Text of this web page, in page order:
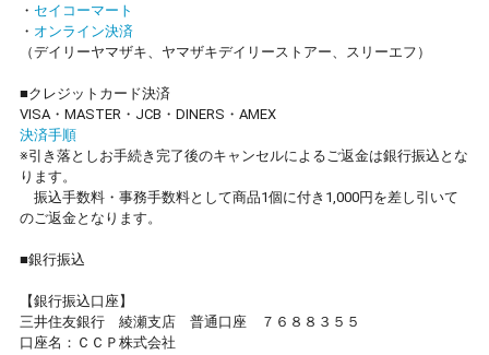
・ セイコーマート
・ オンライン決済
（デイリーヤマザキ、ヤマザキデイリーストアー、スリーエフ）
■クレジットカード決済
VISA・MASTER・JCB・DINERS・AMEX
決済手順
※引き落としお手続き完了後のキャンセルによるご返金は銀行振込とな
ります。
振込手数料・事務手数料として商品1個に付き1,000円を差し引いて
のご返金となります。
■銀行振込
【銀行振込口座】
三井住友銀行 綾瀬支店 普通口座 ７６８８３５５
口座名：ＣＣＰ株式会社